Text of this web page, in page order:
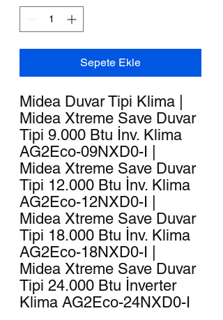
Sepete Ekle
Midea Duvar Tipi Klima |
Midea Xtreme Save Duvar
Tipi 9.000 Btu İnv. Klima
AG2Eco-09NXD0-I |
Midea Xtreme Save Duvar
Tipi 12.000 Btu İnv. Klima
AG2Eco-12NXD0-I |
Midea Xtreme Save Duvar
Tipi 18.000 Btu İnv. Klima
AG2Eco-18NXD0-I |
Midea Xtreme Save Duvar
Tipi 24.000 Btu İnverter
Klima AG2Eco-24NXD0-I